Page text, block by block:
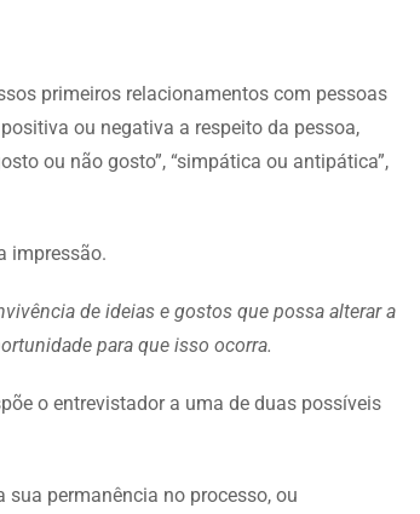
primeiros relacionamentos com pessoas
ou negativa a respeito da pessoa,
ou não gosto”, “simpática ou antipática”,
impressão.
de ideias e gostos que possa alterar a
para que isso ocorra.
o entrevistador a uma de duas possíveis
permanência no processo, ou